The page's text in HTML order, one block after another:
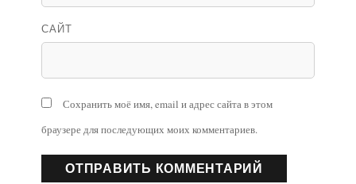
САЙТ
Сохранить моё имя, email и адрес сайта в этом
браузере для последующих моих комментариев.